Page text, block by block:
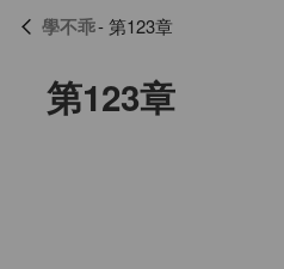
學不乖
第123章
學不乖- 第123章